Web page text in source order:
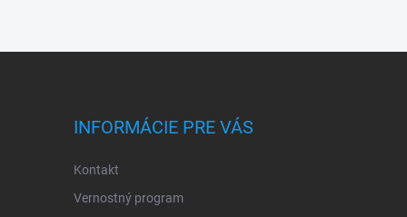
INFORMÁCIE PRE VÁS
Kontakt
Vernostný program